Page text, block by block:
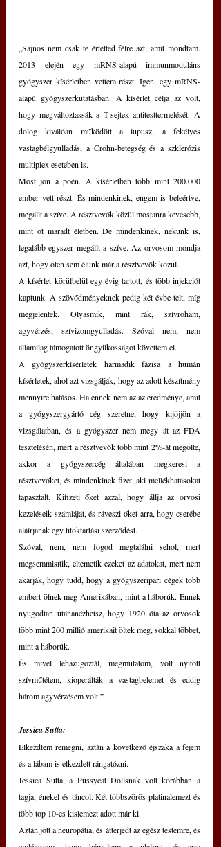
„Sajnos nem csak te értetted félre azt, amit mondtam.
2013 elején egy mRNS-alapú immunmoduláns
gyógyszer kísérletben vettem részt. Igen, egy mRNS-
alapú gyógyszerkutatásban. A kísérlet célja az volt,
hogy megváltoztassák a T-sejtek antitesttermelését. A
dolog kiválóan működött a lupusz, a fekélyes
vastagbélgyulladás, a Crohn-betegség és a szklerózis
multiplex esetében is.
Most jön a poén. A kísérletben több mint 200.000
ember vett részt. És mindenkinek, engem is beleértve,
megállt a szíve. A résztvevők közül mostanra kevesebb,
mint öt maradt életben. De mindenkinek, nekünk is,
legalább egyszer megállt a szíve. Az orvosom mondja
azt, hogy öten sem élünk már a résztvevők közül.
A kísérlet körülbelül egy évig tartott, és több injekciót
kaptunk. A szövődményeknek pedig két évbe telt, míg
megjelentek. Olyasmik, mint rák, szívroham,
agyvérzés, szívizomgyulladás. Szóval nem, nem
államilag támogatott öngyilkosságot követtem el.
A gyógyszerkísérletek harmadik fázisa a humán
kísérletek, ahol azt vizsgálják, hogy az adott készítmény
mennyire hatásos. Ha ennek nem az az eredménye, amit
a gyógyszergyártó cég szeretne, hogy kijöjjön a
vizsgálatban, és a gyógyszer nem megy át az FDA
tesztelésén, mert a résztvevők több mint 2%-át megölte,
akkor a gyógyszercég általában megkeresi a
résztvevőket, és mindenkinek fizet, aki mellékhatásokat
tapasztalt. Kifizeti őket azzal, hogy állja az orvosi
kezeléseik számláját, és ráveszi őket arra, hogy cserébe
aláírjanak egy titoktartási szerződést.
Szóval, nem, nem fogod megtalálni sehol, mert
megsemmisítik, eltemetik ezeket az adatokat, mert nem
akarják, hogy tudd, hogy a gyógyszeripari cégek több
embert ölnek meg Amerikában, mint a háborúk. Ennek
nyugodtan utánanézhetsz, hogy 1920 óta az orvosok
több mint 200 millió amerikait öltek meg, sokkal többet,
mint a háborúk.
És mivel lehazugoztál, megmutatom, volt nyitott
szívműtétem, kioperálták a vastagbelemet és eddig
három agyvérzésem volt.”
Jessica Sutta:
Elkezdtem remegni, aztán a következő éjszaka a fejem
és a lábam is elkezdett rángatózni.
Jessica Sutta, a Pussycat Dollsnak volt korábban a
tagja, énekel és táncol. Két többszörös platinalemezt és
több top 10-es kislemezt adott már ki.
Aztán jött a neuropátia, és átterjedt az egész testemre, és